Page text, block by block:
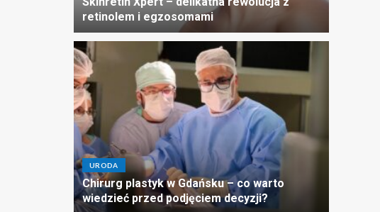
retinolem i egzosomami
URODA
Chirurg plastyk w Gdańsku – co warto
wiedzieć przed podjęciem decyzji?